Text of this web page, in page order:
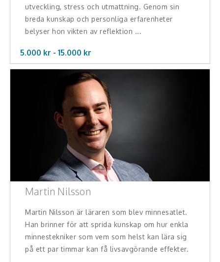
Innovation, kreativitet, entreprenörskap,
intraprenörskap
Ledarskap, medarbetarskap, HR
Miljö, hållbar utveckling
Målsättning, motivation, attityd
Mångfald och integration
Omvärld, politik, juridik
Pedagogik, skola, föräldraskap
Vård, omsorg, beroende
Kända personer
utveckling, stress och utmattning. Genom sin
breda kunskap och personliga erfarenheter
belyser hon vikten av reflektion ...
5.000 kr - 15.000 kr
Martin Nilsson
Martin Nilsson är läraren som blev minnesatlet.
Han brinner för att sprida kunskap om hur enkla
minnestekniker som vem som helst kan lära sig
på ett par timmar kan få livsavgörande effekter.